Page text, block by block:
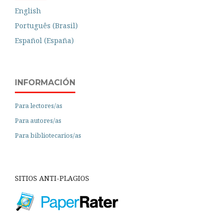
English
Português (Brasil)
Español (España)
INFORMACIÓN
Para lectores/as
Para autores/as
Para bibliotecarios/as
SITIOS ANTI-PLAGIOS